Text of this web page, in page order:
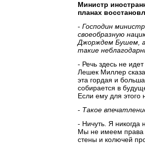
Министр
планах
- Господин
своеобразную
Джорждем Бушем, а
такие
- Речь здесь не
Лешек Миллер
эта гордая и
собирается в
Если ему для этого
- Такое
- Ничуть. Я никогда
Мы не имеем права
стены и колючей